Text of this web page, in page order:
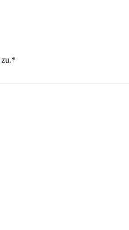
zu.*